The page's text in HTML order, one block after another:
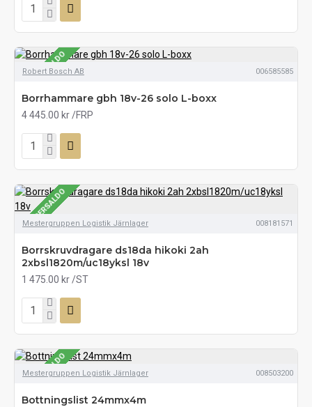
SE LAGERSALDO
Robert Bosch AB 006585585
Borrhammare gbh 18v-26 solo L-boxx
4 445.00 kr /FRP
SE LAGERSALDO
Mestergruppen Logistik Järnlager 008181571
Borrskruvdragare ds18da hikoki 2ah
2xbsl1820m/uc18yksl 18v
1 475.00 kr /ST
SE LAGERSALDO
Mestergruppen Logistik Järnlager 008503200
Bottningslist 24mmx4m